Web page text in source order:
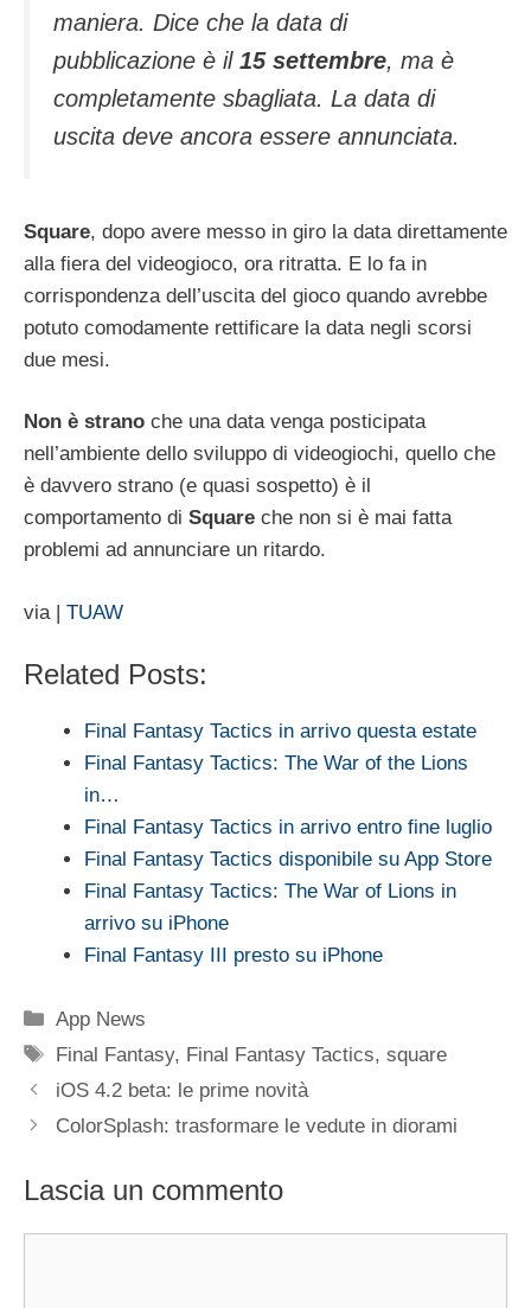
maniera. Dice che la data di
pubblicazione è il15 settembre, ma è
completamente sbagliata. La data di
uscita deve ancora essere annunciata.
Square, dopo avere messo in giro la data direttamente
alla fiera del videogioco, ora ritratta. E lo fa in
corrispondenza dell’uscita del gioco quando avrebbe
potuto comodamente rettificare la data negli scorsi
due mesi.
Non è strano che una data venga posticipata
nell’ambiente dello sviluppo di videogiochi, quello che
è davvero strano (e quasi sospetto) è il
comportamento di Square che non si è mai fatta
problemi ad annunciare un ritardo.
via | TUAW
Related Posts:
Final Fantasy Tactics in arrivo questa estate
Final Fantasy Tactics: The War of the Lions
in…
Final Fantasy Tactics in arrivo entro fine luglio
Final Fantasy Tactics disponibile su App Store
Final Fantasy Tactics: The War of Lions in
arrivo su iPhone
Final Fantasy III presto su iPhone
Categorie
App News
Tag
Final Fantasy, Final Fantasy Tactics,square
iOS 4.2 beta: le prime novità
ColorSplash: trasformare le vedute in diorami
Lascia un commento